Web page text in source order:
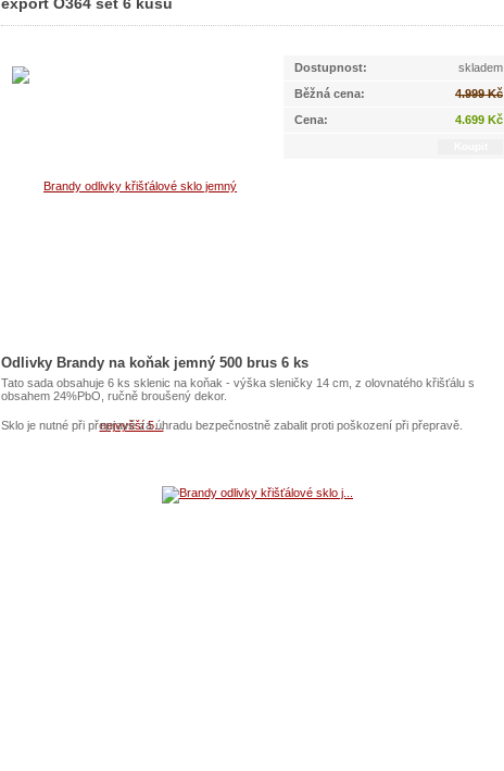
brus sklo na export O364 set 6 kusů
Dostupnost:
skladem
Běžná cena:
4.999 Kč
Cena:
4.699 Kč
Odlivky Brandy na koňak jemný 500 brus 6 ks
Tato sada obsahuje 6 ks sklenic na koňak - výška sleničky 14 cm, z olovnatého křišťálu s
obsahem 24%PbO, ručně broušený dekor.
Sklo je nutné při přepravě za úhradu bezpečnostně zabalit proti poškození při přepravě.